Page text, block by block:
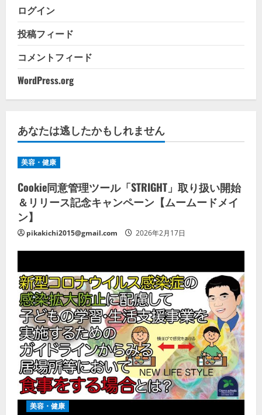
ログイン
投稿フィード
コメントフィード
WordPress.org
あなたは逃したかもしれません
美容・健康
Cookie同意管理ツール「STRIGHT」取り扱い開始
＆リリース記念キャンペーン【ムームードメイ
ン】
pikakichi2015@gmail.com 2026年2月17日
美容・健康